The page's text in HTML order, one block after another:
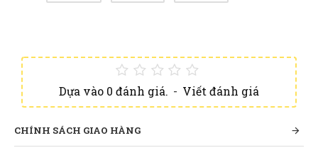
Dựa vào 0 đánh giá. - Viết đánh giá
CHÍNH SÁCH GIAO HÀNG